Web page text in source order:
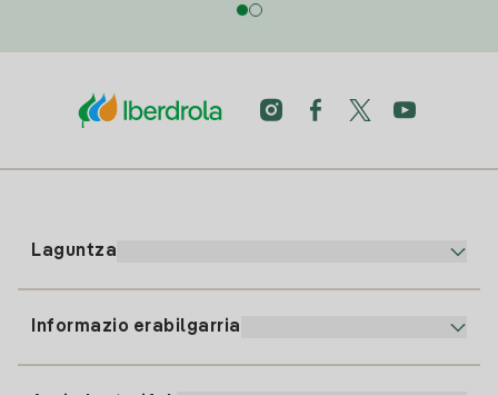
Laguntza
Informazio erabilgarria